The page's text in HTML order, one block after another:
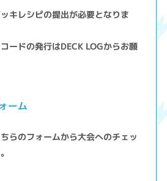
キレシピの提出が必要となりま
ードの発行はDECK LOGからお願
ーム
らのフォームから大会へのチェッ